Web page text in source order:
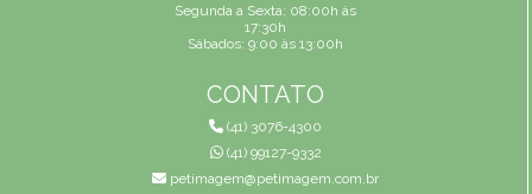
Segunda a Sexta: 08:00h às
17:30h
Sábados: 9:00 às 13:00h
CONTATO
(41) 3076-4300
(41) 99127-9332
petimagem@petimagem.com.br